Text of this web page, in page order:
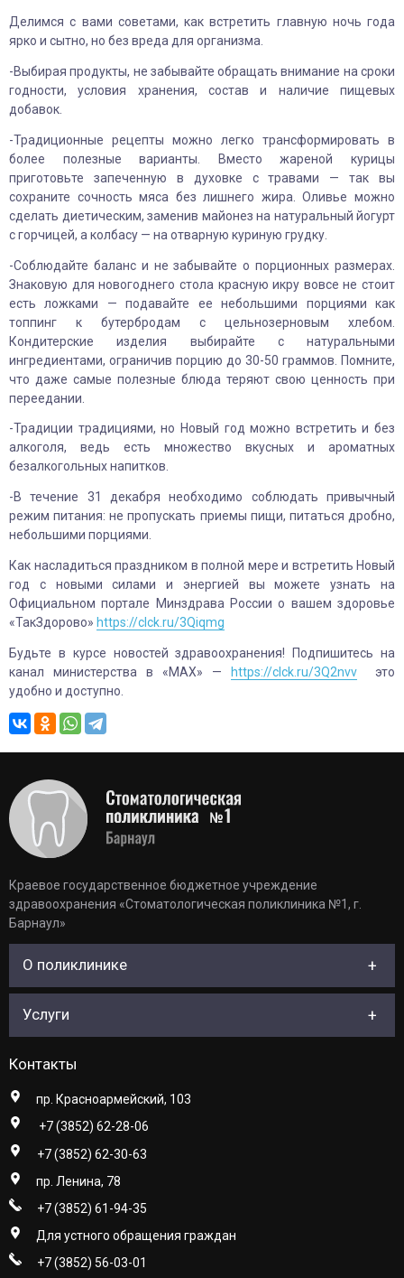
Делимся с вами советами, как встретить главную ночь года
ярко и сытно, но без вреда для организма.
-Выбирая продукты, не забывайте обращать внимание на сроки
годности, условия хранения, состав и наличие пищевых
добавок.
-Традиционные рецепты можно легко трансформировать в
более полезные варианты. Вместо жареной курицы
приготовьте запеченную в духовке с травами — так вы
сохраните сочность мяса без лишнего жира. Оливье можно
сделать диетическим, заменив майонез на натуральный йогурт
с горчицей, а колбасу — на отварную куриную грудку.
-Соблюдайте баланс и не забывайте о порционных размерах.
Знаковую для новогоднего стола красную икру вовсе не стоит
есть ложками — подавайте ее небольшими порциями как
топпинг к бутербродам с цельнозерновым хлебом.
Кондитерские изделия выбирайте с натуральными
ингредиентами, ограничив порцию до 30-50 граммов. Помните,
что даже самые полезные блюда теряют свою ценность при
переедании.
-Традиции традициями, но Новый год можно встретить и без
алкоголя, ведь есть множество вкусных и ароматных
безалкогольных напитков.
-В течение 31 декабря необходимо соблюдать привычный
режим питания: не пропускать приемы пищи, питаться дробно,
небольшими порциями.
Как насладиться праздником в полной мере и встретить Новый
год с новыми силами и энергией вы можете узнать на
Официальном портале Минздрава России о вашем здоровье
«ТакЗдорово» https://clck.ru/3Qiqmg
Будьте в курсе новостей здравоохранения! Подпишитесь на
канал министерства в «MAX» —
https://clck.ru/3Q2nvv это
удобно и доступно.
Краевое государственное бюджетное учреждение
здравоохранения «Стоматологическая поликлиника №1, г.
Барнаул»
О поликлинике
Услуги
Контакты
пр. Красноармейский, 103
+7 (3852) 62-28-06
+7 (3852) 62-30-63
пр. Ленина, 78
+7 (3852) 61-94-35
Для устного обращения граждан
+7 (3852) 56-03-01